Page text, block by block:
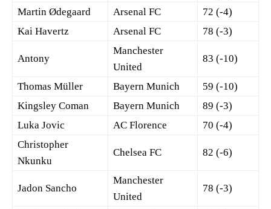
Martin Ødegaard
Arsenal FC
72 (-4)
Kai Havertz
Arsenal FC 78 (-3)
Antony
Manchester
United
83 (-10)
Thomas Müller Bayern Munich
59 (-10)
Kingsley Coman
Bayern Munich
89 (-3)
Luka Jovic
AC Florence
70 (-4)
Christopher
Nkunku
Chelsea FC 82 (-6)
Jadon Sancho
Manchester
United
78 (-3)